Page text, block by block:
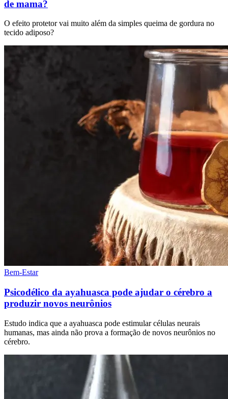
de mama?
O efeito protetor vai muito além da simples queima de gordura no
tecido adiposo?
Bem-Estar
Psicodélico da ayahuasca pode ajudar o cérebro a
produzir novos neurônios
Estudo indica que a ayahuasca pode estimular células neurais
humanas, mas ainda não prova a formação de novos neurônios no
cérebro.